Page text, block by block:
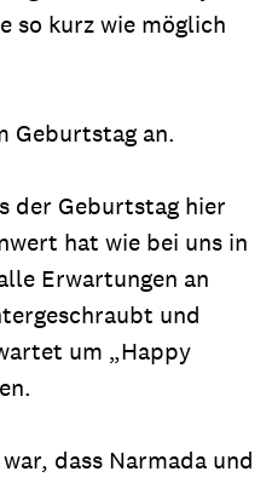
so kurz wie möglich
Geburtstag an.
der Geburtstag hier
hat wie bei uns in
Erwartungen an
und
um „Happy
dass Narmada und